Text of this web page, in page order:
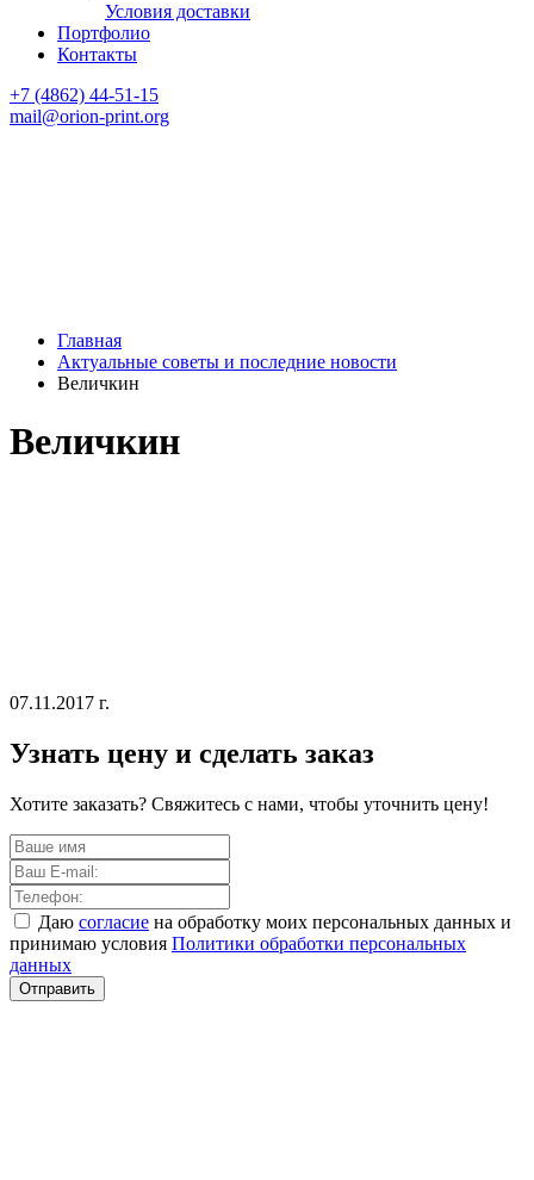
Условия доставки
Портфолио
Контакты
+7 (4862) 44-51-15
mail@orion-print.org
Главная
Актуальные советы и последние новости
Величкин
Величкин
07.11.2017 г.
Узнать цену и сделать заказ
Хотите заказать? Свяжитесь с нами, чтобы уточнить цену!
Даю согласие на обработку моих персональных данных и
принимаю условия Политики обработки персональных
данных
Отправить